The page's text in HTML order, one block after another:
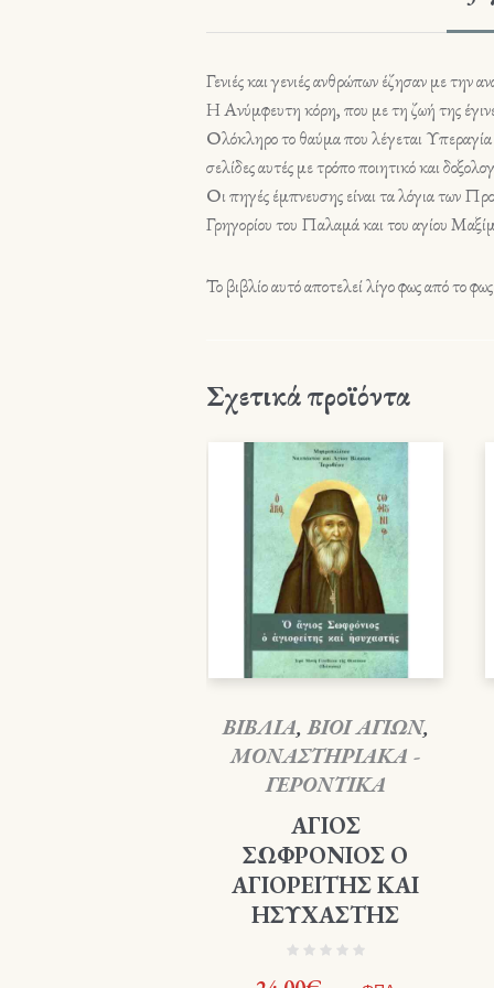
Γενιές και γενιές ανθρώπων έζησαν με
Η Ανύμφευτη κόρη, που με τη ζωή της
Ολόκληρο το θαύμα που λέγεται Υπεραγία
σελίδες αυτές με τρόπο ποιητικό και
Οι πηγές έμπνευσης είναι τα λόγια των
Γρηγορίου του Παλαμά και του αγίου
Το βιβλίο αυτό αποτελεί λίγο φως από το
Σχετικά προϊόντα
ΒΙΒΛΙΑ,ΒΙΟΙ ΑΓΙΩΝ,
ΜΟΝΑΣΤΗΡΙΑΚΑ -
ΓΕΡΟΝΤΙΚΑ
ΑΓΙΟΣ
ΣΩΦΡΟΝΙΟΣ Ο
ΑΓΙΟΡΕΙΤΗΣ ΚΑΙ
ΗΣΥΧΑΣΤΗΣ